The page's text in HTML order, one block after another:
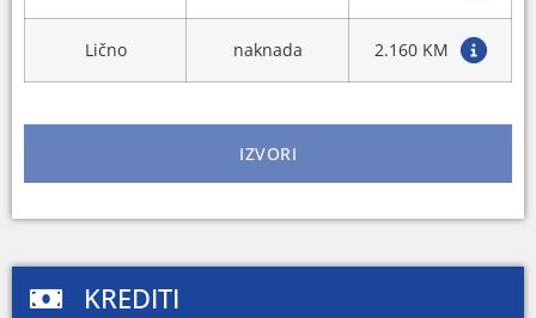
Lično naknada 2.160 KM
IZVORI
KREDITI